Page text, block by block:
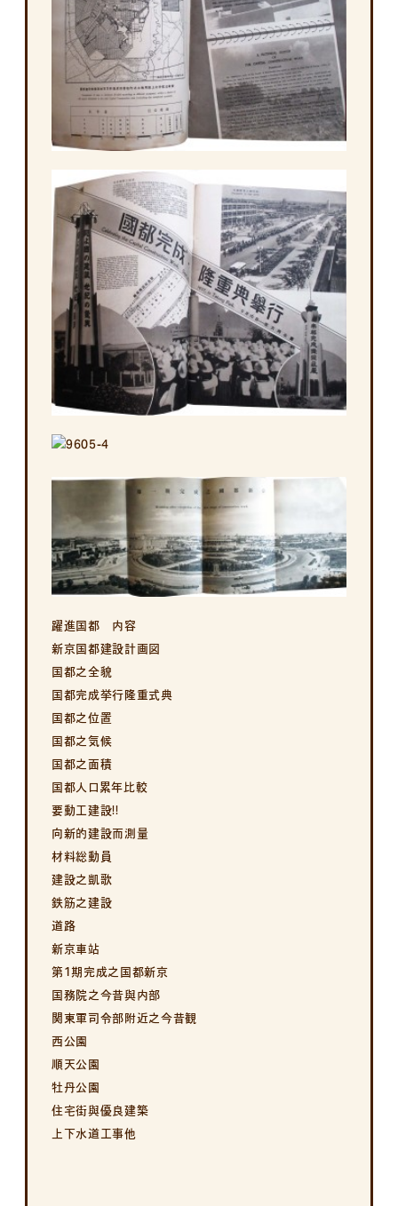
オススメ商品紹介
お問い合わせ
躍進国都 内容
新京国都建設計画図
国都之全貌
国都完成挙行隆重式典
国都之位置
国都之気候
国都之面積
国都人口累年比較
要動工建設!!
向新的建設而測量
材料総動員
建設之凱歌
鉄筋之建設
道路
新京車站
第1期完成之国都新京
国務院之今昔與内部
関東軍司令部附近之今昔観
西公園
順天公園
牡丹公園
住宅街與優良建築
上下水道工事他